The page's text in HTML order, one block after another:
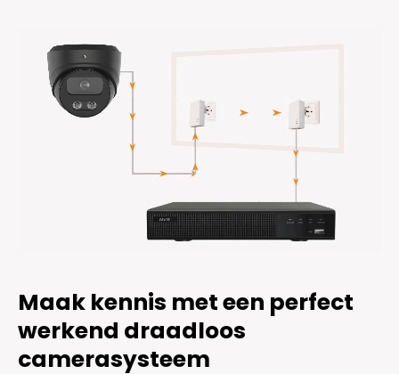
Maak kennis met een perfect
werkend draadloos
camerasysteem